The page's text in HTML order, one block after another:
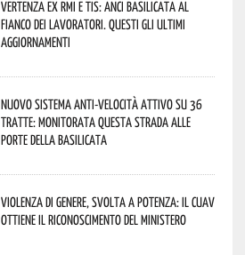
Vertenza ex RMI e TIS: ANCI Basilicata al
fianco dei lavoratori. Questi gli ultimi
aggiornamenti
Nuovo sistema anti-velocità attivo su 36
tratte: monitorata questa strada alle
porte della Basilicata
Violenza di genere, svolta a Potenza: il CUAV
ottiene il riconoscimento del Ministero